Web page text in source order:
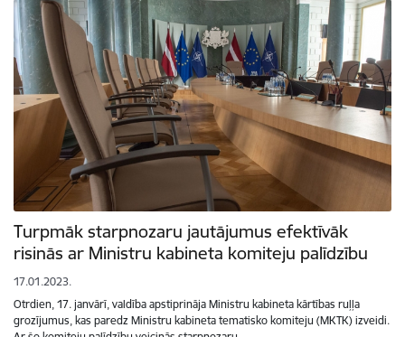
Turpmāk starpnozaru jautājumus efektīvāk
risinās ar Ministru kabineta komiteju palīdzību
17.01.2023.
Otrdien, 17. janvārī, valdība apstiprināja Ministru kabineta kārtības ruļļa
grozījumus, kas paredz Ministru kabineta tematisko komiteju (MKTK) izveidi.